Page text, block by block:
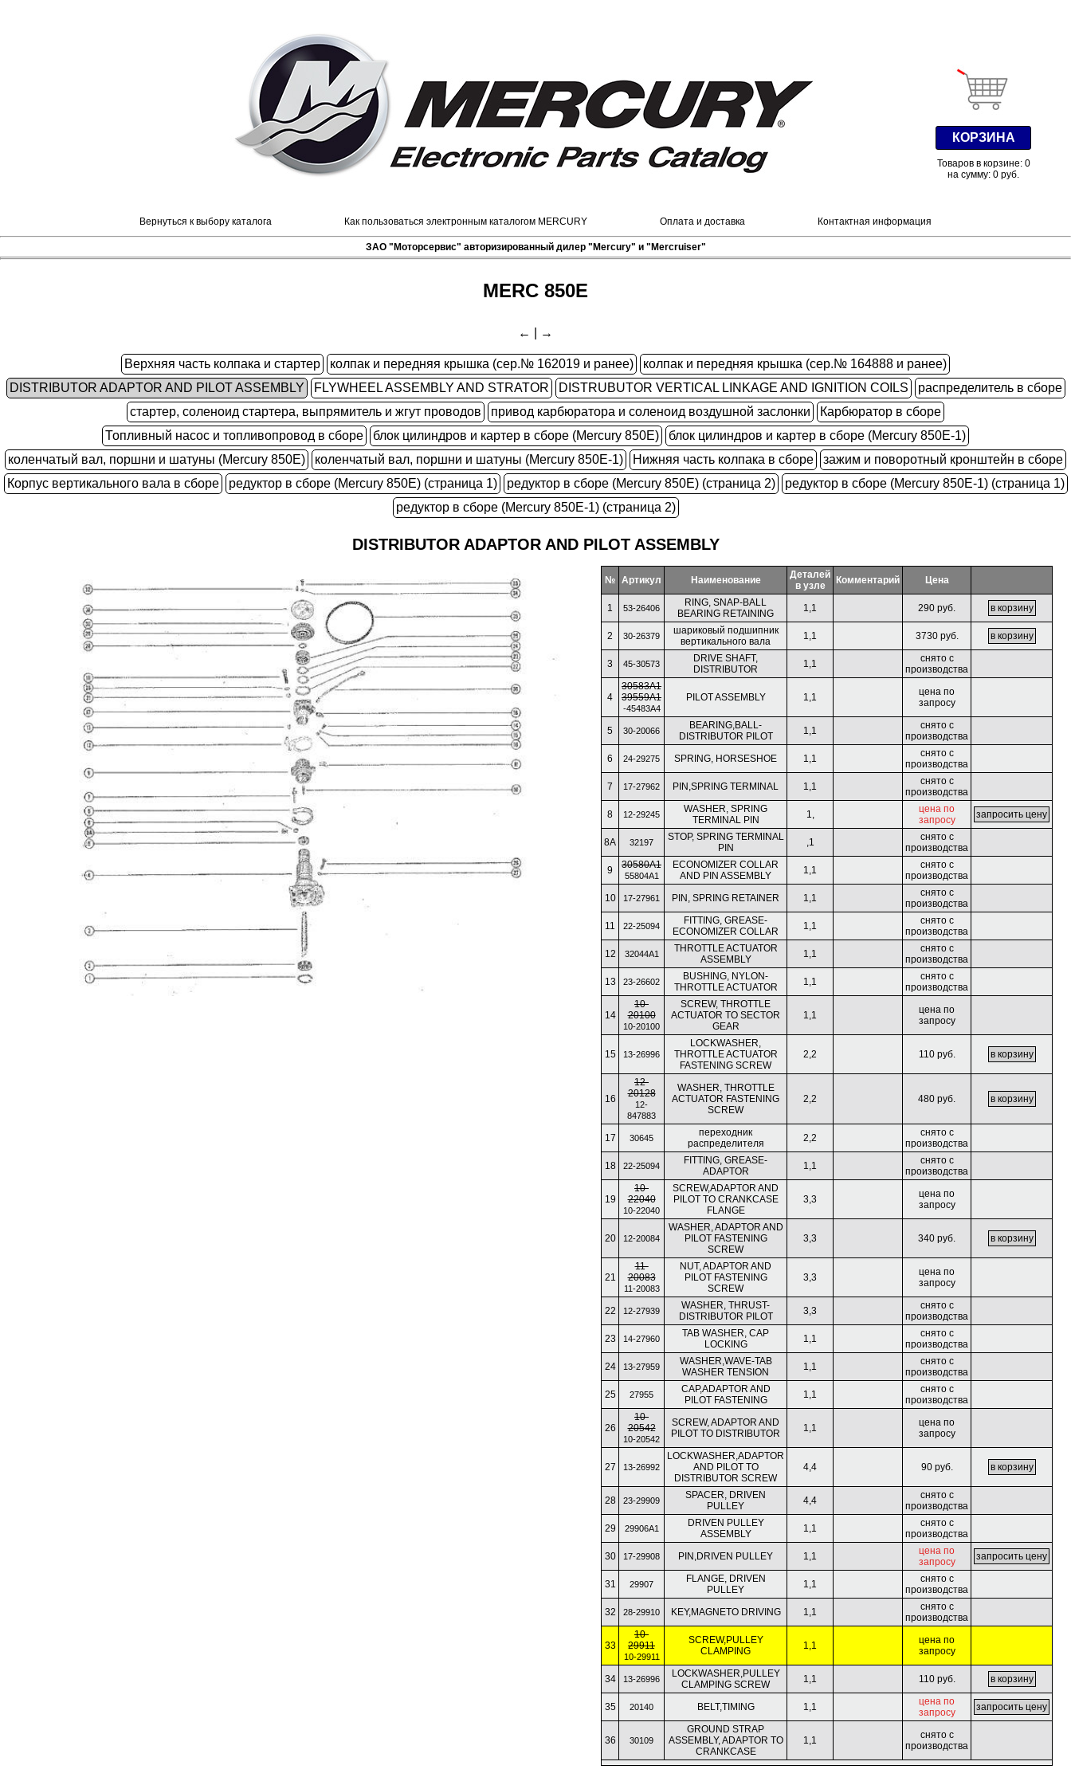
КОРЗИНА
Товаров в корзине: 0
на сумму: 0 руб.
Вернуться к выбору каталога Как пользоваться электронным каталогом MERCURY Оплата и доставка Контактная информация
ЗАО "Моторсервис" авторизированный дилер "Mercury" и "Mercruiser"
MERC 850E
← →
Верхняя часть колпака и стартер колпак и передняя крышка (сер.№ 162019 и ранее)
колпак и передняя крышка (сер.№ 164888 и ранее)
DISTRIBUTOR ADAPTOR AND PILOT ASSEMBLY
FLYWHEEL ASSEMBLY AND STRATOR DISTRUBUTOR VERTICAL LINKAGE AND IGNITION COILS
распределитель в сборе
стартер, соленоид стартера, выпрямитель и жгут проводов
привод карбюратора и соленоид воздушной заслонки
Карбюратор в сборе
Топливный насос и топливопровод в сборе
блок цилиндров и картер в сборе (Mercury 850E)
блок цилиндров и картер в сборе (Mercury 850E-1)
коленчатый вал, поршни и шатуны (Mercury 850E)
коленчатый вал, поршни и шатуны (Mercury 850E-1) Нижняя часть колпака в сборе
зажим и поворотный кронштейн в сборе
Корпус вертикального вала в сборе
редуктор в сборе (Mercury 850E) (страница 1) редуктор в сборе (Mercury 850E) (страница 2)
редуктор в сборе (Mercury 850E-1) (страница 1)
редуктор в сборе (Mercury 850E-1) (страница 2)
DISTRIBUTOR ADAPTOR AND PILOT ASSEMBLY
№ Артикул Наименование
Деталей
в узле
Комментарий Цена
1 53-26406
RING, SNAP-BALL
BEARING RETAINING
1,1 290 руб.
2 30-26379
шариковый подшипник
вертикального вала
1,1 3730 руб.
3 45-30573
DRIVE SHAFT,
DISTRIBUTOR
1,1
снято с
производства
4
30583A1
39559A1
-45483A4
PILOT ASSEMBLY 1,1
цена по
запросу
5 30-20066
BEARING,BALL-
DISTRIBUTOR PILOT
1,1
снято с
производства
6
24-29275 SPRING, HORSESHOE 1,1
снято с
производства
7
17-27962 PIN,SPRING TERMINAL 1,1
снято с
производства
8
12-29245
WASHER, SPRING
TERMINAL PIN
1,
цена по
запросу
8A
32197
STOP, SPRING TERMINAL
PIN
,1
снято с
производства
9
30580A1
55804A1
ECONOMIZER COLLAR
AND PIN ASSEMBLY
1,1
снято с
производства
10
17-27961 PIN, SPRING RETAINER 1,1
снято с
производства
11
22-25094
FITTING, GREASE-
ECONOMIZER COLLAR
1,1
снято с
производства
12
32044A1
THROTTLE ACTUATOR
ASSEMBLY
1,1
снято с
производства
13
23-26602
BUSHING, NYLON-
THROTTLE ACTUATOR
1,1
снято с
производства
14
10-
20100
10-20100
SCREW, THROTTLE
ACTUATOR TO SECTOR
GEAR
1,1
цена по
запросу
15 13-26996
LOCKWASHER,
THROTTLE ACTUATOR
FASTENING SCREW
2,2 110 руб.
16
12-
20128
12-
847883
WASHER, THROTTLE
ACTUATOR FASTENING
SCREW
2,2 480 руб.
17 30645
переходник
распределителя
2,2
снято с
производства
18
22-25094
FITTING, GREASE-
ADAPTOR
1,1
снято с
производства
19
10-
22040
10-22040
SCREW,ADAPTOR AND
PILOT TO CRANKCASE
FLANGE
3,3
цена по
запросу
20 12-20084
WASHER, ADAPTOR AND
PILOT FASTENING
SCREW
3,3 340 руб.
21
11-
20083
11-20083
NUT, ADAPTOR AND
PILOT FASTENING
SCREW
3,3
цена по
запросу
22 12-27939
WASHER, THRUST-
DISTRIBUTOR PILOT
3,3
снято с
производства
23
14-27960
TAB WASHER, CAP
LOCKING
1,1
снято с
производства
24
13-27959
WASHER,WAVE-TAB
WASHER TENSION
1,1
снято с
производства
25
27955
CAP,ADAPTOR AND
PILOT FASTENING
1,1
снято с
производства
26
10-
20542
10-20542
SCREW, ADAPTOR AND
PILOT TO DISTRIBUTOR
1,1
цена по
запросу
27 13-26992
LOCKWASHER,ADAPTOR
AND PILOT TO
DISTRIBUTOR SCREW
4,4 90 руб.
28 23-29909
SPACER, DRIVEN
PULLEY
4,4
снято с
производства
29
29906A1
DRIVEN PULLEY
ASSEMBLY
1,1
снято с
производства
30
17-29908 PIN,DRIVEN PULLEY 1,1
цена по
запросу
31
29907
FLANGE, DRIVEN
PULLEY
1,1
снято с
производства
32
28-29910 KEY,MAGNETO DRIVING 1,1
снято с
производства
33
10-
29911
10-29911
SCREW,PULLEY
CLAMPING
1,1
цена по
запросу
34 13-26996
LOCKWASHER,PULLEY
CLAMPING SCREW
1,1 110 руб.
35 20140 BELT,TIMING 1,1
цена по
запросу
36 30109
GROUND STRAP
ASSEMBLY, ADAPTOR TO
CRANKCASE
1,1
снято с
производства